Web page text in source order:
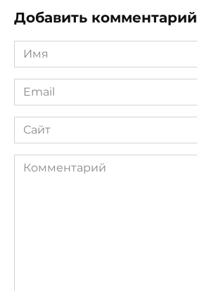
Добавить комментарий
Имя
*
Email
*
Сайт
Комментарий